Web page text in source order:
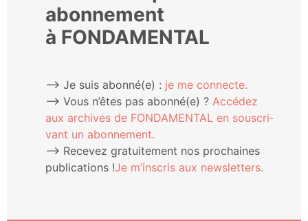
abonnement
à FONDAMENTAL
⟶ Je suis abonné(e) : je me connecte.
⟶ Vous n’êtes pas abonné(e) ? Accé­dez
aux archives de FONDAMENTAL en sous­cri­
vant un abonnement.
⟶ Rece­vez gra­tui­te­ment nos pro­chaines
publi­ca­tions !Je m’ins­cris aux newsletters.